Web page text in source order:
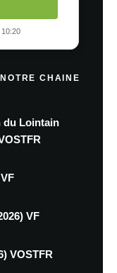
CHAINE
du Lointain
VF
VOSTFR